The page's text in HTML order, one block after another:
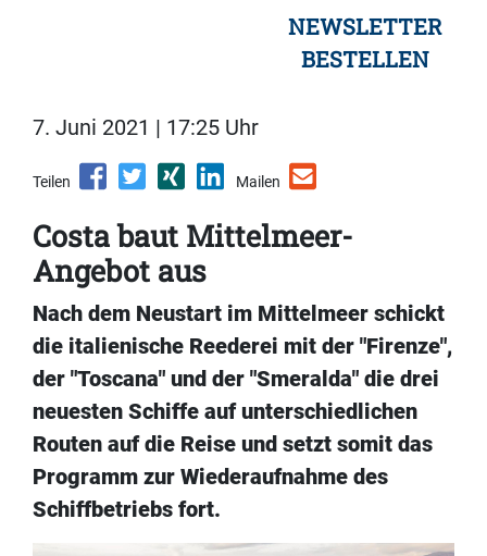
NEWSLETTER
BESTELLEN
7. Juni 2021 | 17:25 Uhr
Teilen Mailen
Costa baut Mittelmeer-
Angebot aus
Nach dem Neustart im Mittelmeer schickt
die italienische Reederei mit der "Firenze",
der "Toscana" und der "Smeralda" die drei
neuesten Schiffe auf unterschiedlichen
Routen auf die Reise und setzt somit das
Programm zur Wiederaufnahme des
Schiffbetriebs fort.